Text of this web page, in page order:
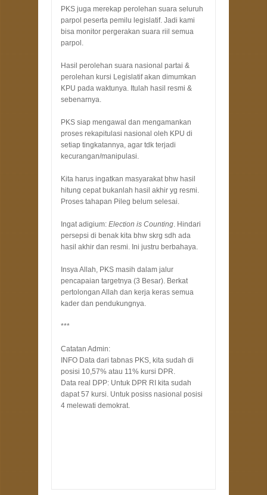
PKS juga merekap perolehan suara seluruh
parpol peserta pemilu legislatif. Jadi kami
bisa monitor pergerakan suara riil semua
parpol.
Hasil perolehan suara nasional partai &
perolehan kursi Legislatif akan dimumkan
KPU pada waktunya. Itulah hasil resmi &
sebenarnya.
PKS siap mengawal dan mengamankan
proses rekapitulasi nasional oleh KPU di
setiap tingkatannya, agar tdk terjadi
kecurangan/manipulasi.
Kita harus ingatkan masyarakat bhw hasil
hitung cepat bukanlah hasil akhir yg resmi.
Proses tahapan Pileg belum selesai.
Ingat adigium: Election is Counting. Hindari
persepsi di benak kita bhw skrg sdh ada
hasil akhir dan resmi. Ini justru berbahaya.
Insya Allah, PKS masih dalam jalur
pencapaian targetnya (3 Besar). Berkat
pertolongan Allah dan kerja keras semua
kader dan pendukungnya.
***
Catatan Admin:
INFO Data dari tabnas PKS, kita sudah di
posisi 10,57% atau 11% kursi DPR.
Data real DPP: Untuk DPR RI kita sudah
dapat 57 kursi. Untuk posiss nasional posisi
4 melewati demokrat.